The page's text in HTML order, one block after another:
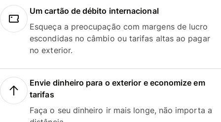
Um cartão de débito internacional
Esqueça a preocupação com margens de lucro
escondidas no câmbio ou tarifas altas ao pagar
no exterior.
Envie dinheiro para o exterior e economize em
tarifas
Faça o seu dinheiro ir mais longe, não importa a